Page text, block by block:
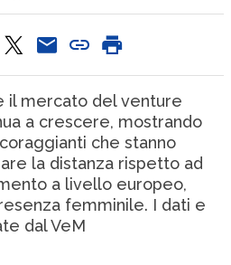
il mercato del venture
a crescere, mostrando
che stanno
la distanza rispetto ad
a livello europeo,
femminile. I dati e
dal VeM